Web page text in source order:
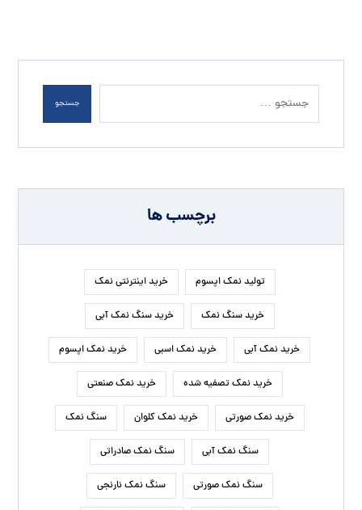
جستجو
برچسب ها
تولید نمک اپسوم خرید اینترنتی نمک
خرید سنگ نمک خرید سنگ نمک آبی
خرید نمک آبی خرید نمک اسبی خرید نمک اپسوم
خرید نمک تصفیه شده خرید نمک صنعتی
خرید نمک صورتی خرید نمک کلوان سنگ نمک
سنگ نمک آبی سنگ نمک صادراتی
سنگ نمک صورتی سنگ نمک نارنجی